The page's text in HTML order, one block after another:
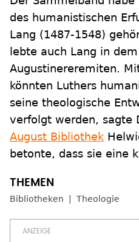
des humanistischen
Lang (1487-1548)
lebte auch Lang in
Augustinereremiten.
könnten Luthers
seine theologische
verfolgt werden, sagte
August Bibliothek
betonte, dass sie eine
Bibliotheken Theologie